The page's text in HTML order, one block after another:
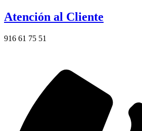
Atención al Cliente
916 61 75 51